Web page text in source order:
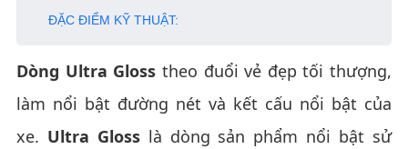
ĐẶC ĐIỂM KỸ THUẬT:
Dòng Ultra Gloss theo đuổi vẻ đẹp tối thượng,
làm nổi bật đường nét và kết cấu nổi bật của
xe. Ultra Glosslà dòng sản phẩm nổi bật sử